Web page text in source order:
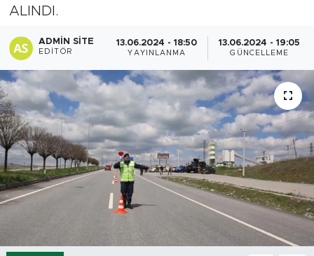
ALINDI.
ADMIN SITE
EDITÖR
13.06.2024 - 18:50
YAYINLANMA
13.06.2024 - 19:05
GÜNCELLEME
Yaşam
Sağlık
Eğitim
Hava Durumu